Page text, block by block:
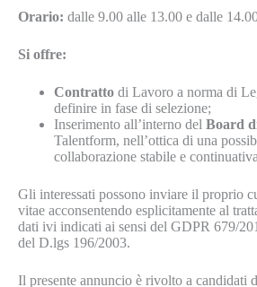
Orario: dalle 9.00 alle 13.00 e dalle
Si offre:
Contratto di Lavoro a norma di
definire in fase di selezione;
Inserimento all’interno del Board
Talentform, nell’ottica di una
collaborazione stabile e
Gli interessati possono inviare il proprio
vitae acconsentendo esplicitamente al
dati ivi indicati ai sensi del GDPR 679/
del D.lgs 196/2003.
Il presente annuncio è rivolto a candidati